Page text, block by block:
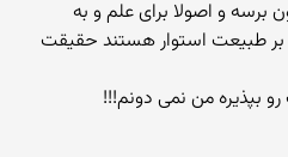
برسه و اصولا برای علم و به
طبیعت استوار هستند حقیقت
بپذیره من نمی دونم!!!